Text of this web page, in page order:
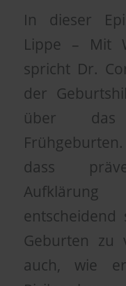
In dieser
Lippe – Mit
spricht Dr.
der
über das
dass
Geburten zu
auch, wie